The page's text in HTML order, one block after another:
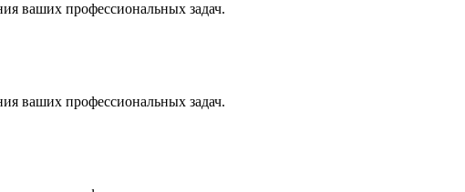
ваших профессиональных задач.
ваших профессиональных задач.